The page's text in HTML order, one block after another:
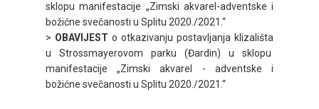
sklopu manifestacije „Zimski akvarel-adventske i
božićne svečanosti u Splitu 2020./2021.“
> OBAVIJEST o otkazivanju postavljanja klizališta
u Strossmayerovom parku (Đardin) u sklopu
manifestacije „Zimski akvarel - adventske i
božićne svečanosti u Splitu 2020./2021.“